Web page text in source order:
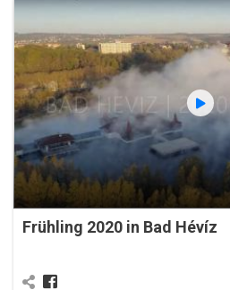
Frühling 2020 in Bad Hévíz